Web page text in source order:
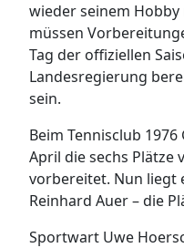
wieder seinem
müssen
Tag der offiziellen
Landesregierung
sein.
Beim Tennisclub
April die sechs Plätze
vorbereitet. Nun liegt
Reinhard Auer – die
Sportwart Uwe